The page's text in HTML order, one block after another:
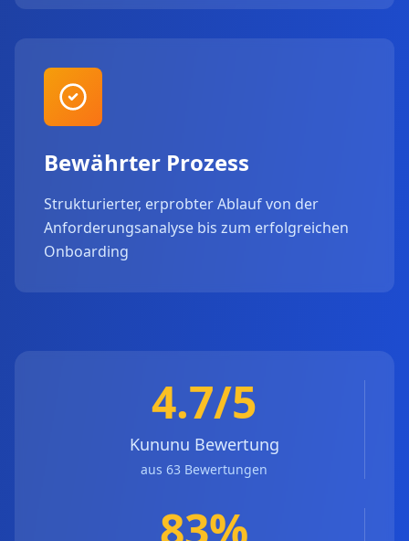
Bewährter Prozess
Strukturierter, erprobter Ablauf von der
Anforderungsanalyse bis zum erfolgreichen
Onboarding
4.7/5
Kununu Bewertung
aus 63 Bewertungen